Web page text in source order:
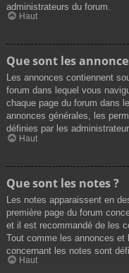
administrateurs du forum.
Haut
Que sont les
Les annonces contiennent
forum dans lequel vous
chaque page du forum dans
annonces générales, les
définies par les
Haut
Que sont les notes ?
Les notes apparaissent en
première page du forum
et il est recommandé de les
Tout comme les annonces
concernant les notes sont
Haut